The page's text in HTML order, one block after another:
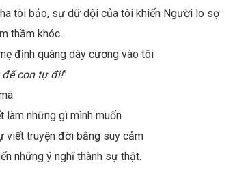
tôi bảo, sự dữ dội của tôi khiến Người lo sợ
thầm khóc.
định quàng dây cương vào tôi
để con tự đi!”
làm những gì mình muốn
viết truyện đời bằng suy cảm
những ý nghĩ thành sự thật.